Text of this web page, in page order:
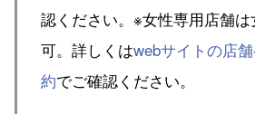
認ください。※女性専用店舗
可。詳しくはwebサイトの店
約でご確認ください。